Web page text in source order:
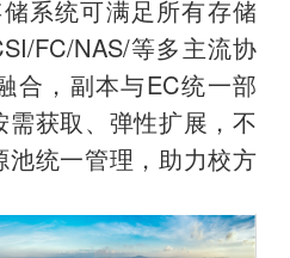
系统可满足所有存储
FC/NAS/等多主流协
合，副本与EC统一部
获取、弹性扩展，不
统一管理，助力校方